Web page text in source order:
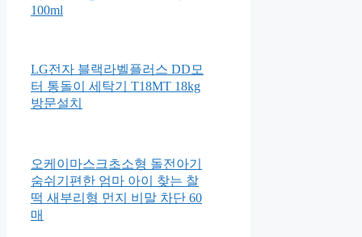
슘 마그네슘 비타민D 임산부 수
아로마다이애나 딥모이스처 바
디오일 프랑킨센스&샌달우드
LG전자 블랙라벨플러스 DD모
터 통돌이 세탁기 T18MT 18kg
방문설치